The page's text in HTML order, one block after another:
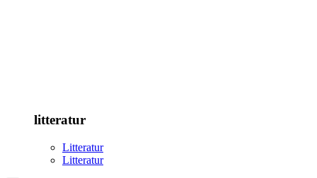
litteratur
Litteratur
Litteratur